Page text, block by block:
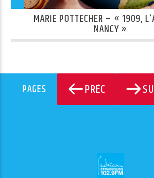
MARIE POTTECHER – « 1909,
NANCY »
PAGES PRÉC